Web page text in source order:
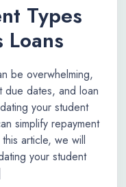
Types
Loans
be overwhelming,
due dates, and loan
your student
simplify repayment
article, we will
your student